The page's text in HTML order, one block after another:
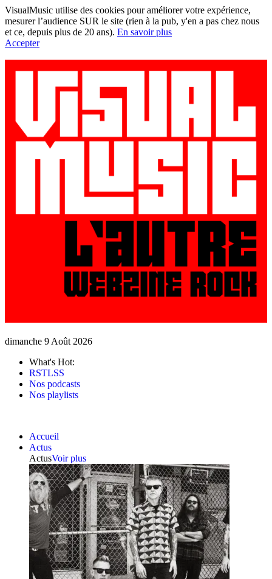
VisualMusic utilise des cookies pour améliorer votre expérience,
mesurer l’audience SUR le site (rien à la pub, y'en a pas chez nous
et ce, depuis plus de 20 ans). En savoir plus
Accepter
dimanche 9 Août 2026
What's Hot:
RSTLSS
Nos podcasts
Nos playlists
Accueil
Actus
ActusVoir plus